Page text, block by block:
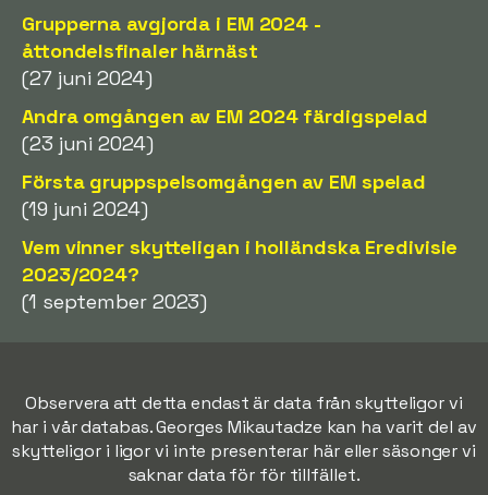
Grupperna avgjorda i EM 2024 -
åttondelsfinaler härnäst
(27 juni 2024)
Andra omgången av EM 2024 färdigspelad
(23 juni 2024)
Första gruppspelsomgången av EM spelad
(19 juni 2024)
Vem vinner skytteligan i holländska Eredivisie
2023/2024?
(1 september 2023)
Observera att detta endast är data från skytteligor vi
har i vår databas. Georges Mikautadze kan ha varit del av
skytteligor i ligor vi inte presenterar här eller säsonger vi
saknar data för för tillfället.